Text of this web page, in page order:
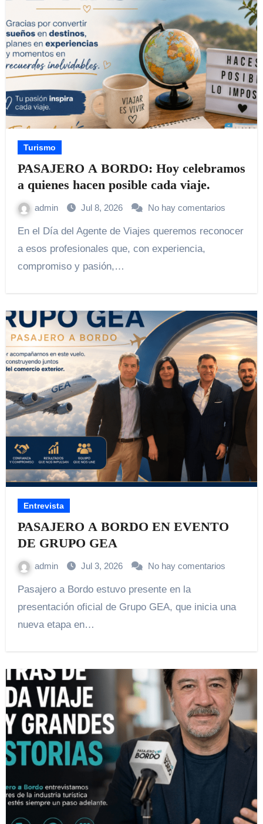
Turismo
PASAJERO A BORDO: Hoy celebramos
a quienes hacen posible cada viaje.
admin Jul 8, 2026 No hay comentarios
En el Día del Agente de Viajes queremos reconocer
a esos profesionales que, con experiencia,
compromiso y pasión,…
Entrevista
PASAJERO A BORDO EN EVENTO
DE GRUPO GEA
admin Jul 3, 2026 No hay comentarios
Pasajero a Bordo estuvo presente en la
presentación oficial de Grupo GEA, que inicia una
nueva etapa en…